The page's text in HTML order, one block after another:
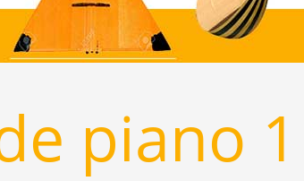
piano 1